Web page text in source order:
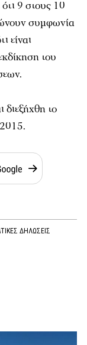
9 στους 10
συμφωνία
είναι
του
το
ΔΗΛΩΣΕΙΣ